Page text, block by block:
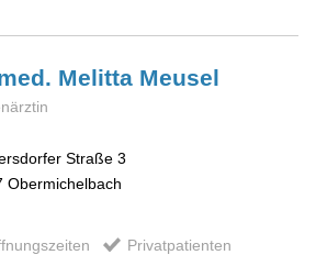
Melitta Meusel
Straße 3
Obermichelbach
Privatpatienten